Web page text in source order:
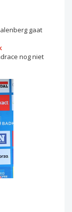
gaat
nog niet